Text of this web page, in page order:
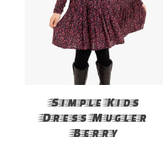
Simple Kids
Dress Mugler
Berry